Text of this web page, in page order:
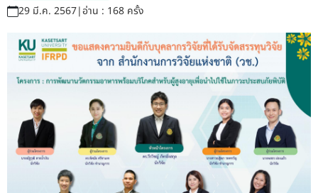
ติดต่อเรา
สายตรงผู้บริหาร
29 มี.ค. 2567|อ่าน : 168 ครั้ง